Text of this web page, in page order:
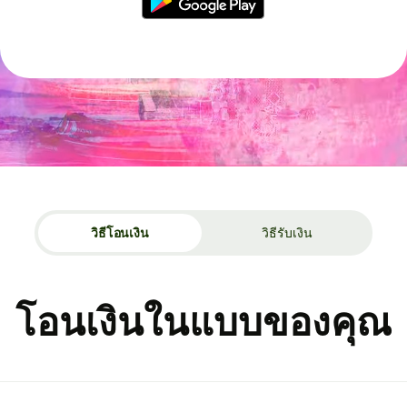
วิธีโอนเงิน วิธีรับเงิน
โอนเงินในแบบของคุณ